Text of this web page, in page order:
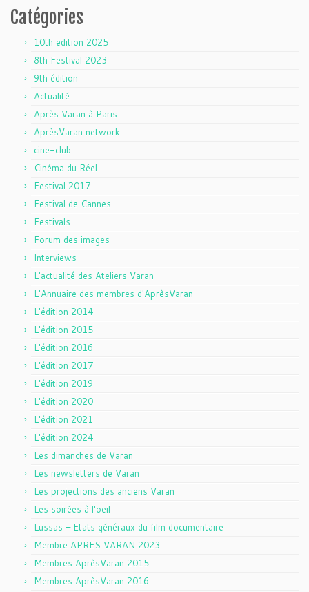
Catégories
10th edition 2025
8th Festival 2023
9th édition
Actualité
Après Varan à Paris
AprèsVaran network
cine-club
Cinéma du Réel
Festival 2017
Festival de Cannes
Festivals
Forum des images
Interviews
L'actualité des Ateliers Varan
L'Annuaire des membres d'AprèsVaran
L'édition 2014
L'édition 2015
L'édition 2016
L'édition 2017
L'édition 2019
L'édition 2020
L'édition 2021
L'édition 2024
Les dimanches de Varan
Les newsletters de Varan
Les projections des anciens Varan
Les soirées à l'oeil
Lussas – Etats généraux du film documentaire
Membre APRES VARAN 2023
Membres AprèsVaran 2015
Membres AprèsVaran 2016